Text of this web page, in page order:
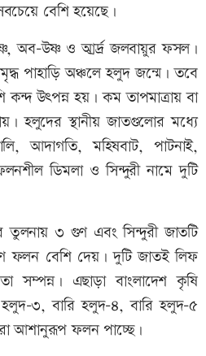
বেশি হয়েছে।
অব-উষ্ণ ও আর্র্দ্র জলবায়ুর ফসল।
পাহাড়ি অঞ্চলে হলুদ জন্মে। তবে
উৎপন্ন হয়। কম তাপমাত্রায় বা
হলুদের স্থানীয় জাতগুলোর মধ্যে
আদাগতি, মহিষবাট, পাটনাই,
ডিমলা ও সিন্দুরী নামে দুটি
তুলনায় ৩ গুণ এবং সিন্দুরী জাতটি
ফলন বেশি দেয়। দুটি জাতই লিফ
সম্পন্ন। এছাড়া বাংলাদেশ কৃষি
হলুদ-৩, বারি হলুদ-৪, বারি হলুদ-৫
আশানুরূপ ফলন পাচ্ছে।